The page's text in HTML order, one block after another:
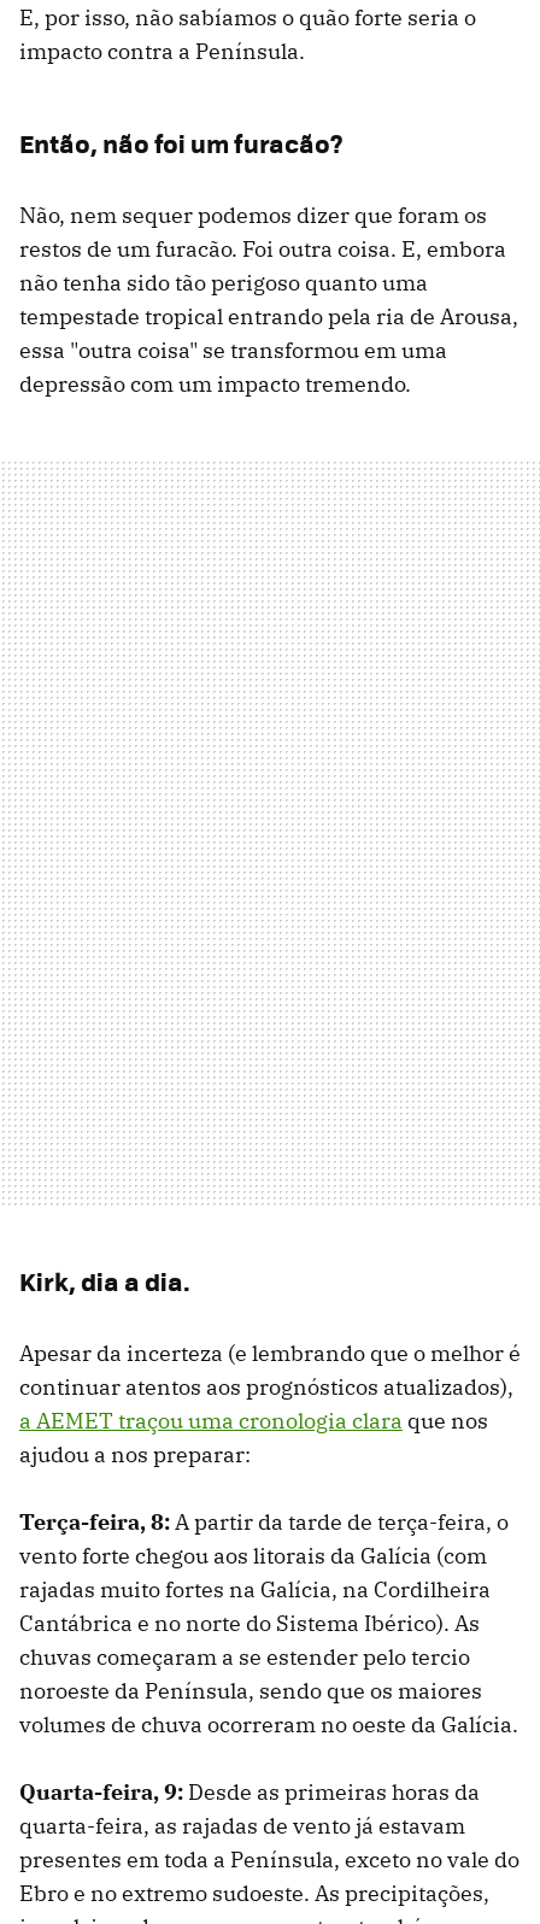
E, por isso, não sabíamos o quão forte seria o
impacto contra a Península.
Então, não foi um furacão?
Não, nem sequer podemos dizer que foram os
restos de um furacão. Foi outra coisa. E, embora
não tenha sido tão perigoso quanto uma
tempestade tropical entrando pela ria de Arousa,
essa "outra coisa" se transformou em uma
depressão com um impacto tremendo.
Kirk, dia a dia.
Apesar da incerteza (e lembrando que o melhor é
continuar atentos aos prognósticos atualizados),
a AEMET traçou uma cronologia clara que nos
ajudou a nos preparar:
Terça-feira, 8:A partir da tarde de terça-feira, o
vento forte chegou aos litorais da Galícia (com
rajadas muito fortes na Galícia, na Cordilheira
Cantábrica e no norte do Sistema Ibérico). As
chuvas começaram a se estender pelo tercio
noroeste da Península, sendo que os maiores
volumes de chuva ocorreram no oeste da Galícia.
Quarta-feira, 9: Desde as primeiras horas da
quarta-feira, as rajadas de vento já estavam
presentes em toda a Península, exceto no vale do
Ebro e no extremo sudoeste. As precipitações,